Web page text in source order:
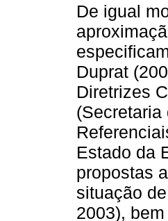
De igual
Duprat
Diretrizes
(Secretaria
Estado da
propostas
situação
2003),